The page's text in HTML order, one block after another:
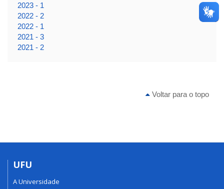
2023 - 1
2022 - 2
2022 - 1
2021 - 3
2021 - 2
Voltar para o topo
UFU
A Universidade